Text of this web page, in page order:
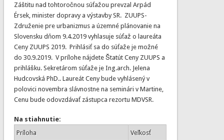
Záštitu nad tohtoročnou súťažou prevzal Arpád
Érsek, minister dopravy a výstavby SR. ZUUPS-
Združenie pre urbanizmus a územné plánovanie na
Slovensku dňom 9.4.2019 vyhlasuje súťaž o laureáta
Ceny ZUUPS 2019. Prihlásiť sa do súťaže je možné
do 30.9.2019. V prílohe nájdete Štatút Ceny ZUUPS a
prihlášku. Sekretárom súťaže je Ing.arch. Jelena
Hudcovská PhD.. Laureát Ceny bude vyhlásený v
polovici novembra slávnostne na seminári v Martine,
Cenu bude odovzdávať zástupca rezortu MDVSR.
Na stiahnutie:
Príloha
Veľkosť